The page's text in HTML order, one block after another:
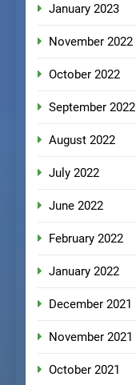
January 2023
November 2022
October 2022
September 2022
August 2022
July 2022
June 2022
February 2022
January 2022
December 2021
November 2021
October 2021